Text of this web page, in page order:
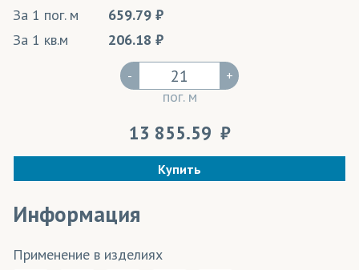
За 1 пог. м
659.79
За 1 кв.м
206.18
-
пог. м
+
13 855.59
Купить
Информация
Применение в изделиях